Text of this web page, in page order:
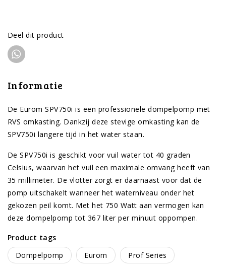
Deel dit product
Informatie
De Eurom SPV750i is een professionele dompelpomp met
RVS omkasting. Dankzij deze stevige omkasting kan de
SPV750i langere tijd in het water staan.
De SPV750i is geschikt voor vuil water tot 40 graden
Celsius, waarvan het vuil een maximale omvang heeft van
35 millimeter. De vlotter zorgt er daarnaast voor dat de
pomp uitschakelt wanneer het waterniveau onder het
gekozen peil komt. Met het 750 Watt aan vermogen kan
deze dompelpomp tot 367 liter per minuut oppompen.
Product tags
Dompelpomp
Eurom Prof Series